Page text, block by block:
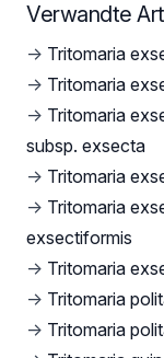
Verwandte
→ Tritomaria
→ Tritomaria
→ Tritomaria
subsp. exsecta
→ Tritomaria
→ Tritomaria
exsectiformis
→ Tritomaria
→ Tritomaria
→ Tritomaria